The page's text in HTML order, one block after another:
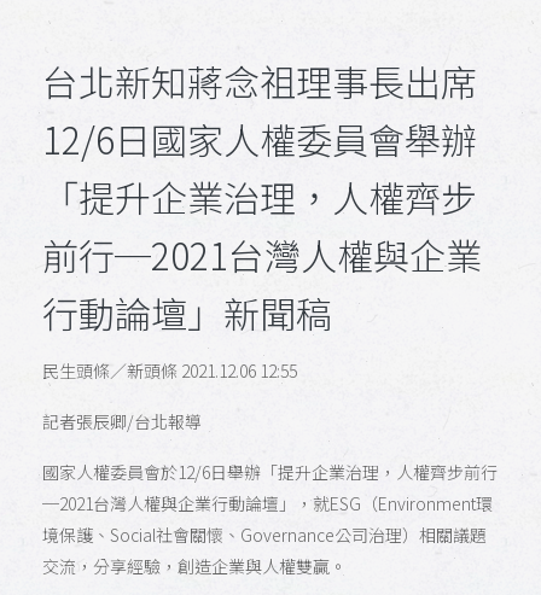
台北新知蔣念祖理事長出席
12/6日國家人權委員會舉辦
「提升企業治理，人權齊步
前行─2021台灣人權與企業
行動論壇」新聞稿
民生頭條／新頭條 2021.12.06 12:55
記者張辰卿/台北報導
國家人權委員會於12/6日舉辦「提升企業治理，人權齊步前行
─2021台灣人權與企業行動論壇」，就ESG（Environment環
境保護、Social社會關懷、Governance公司治理）相關議題
交流，分享經驗，創造企業與人權雙贏。